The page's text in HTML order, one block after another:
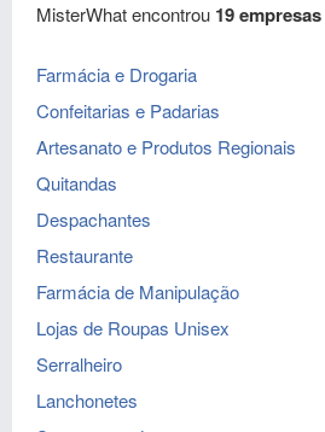
MisterWhat encontrou 19 empresas
Farmácia e Drogaria
Confeitarias e Padarias
Artesanato e Produtos Regionais
Quitandas
Despachantes
Restaurante
Farmácia de Manipulação
Lojas de Roupas Unisex
Serralheiro
Lanchonetes